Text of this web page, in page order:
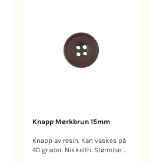
Knapp Mørkbrun 15mm
Knapp av resin. Kan vaskes på
40 grader. Nikkelfri. Størrelse: